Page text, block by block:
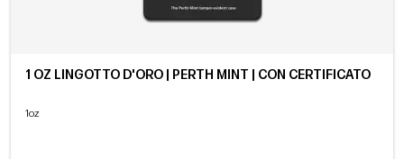
1 OZ LINGOTTO D'ORO | PERTH MINT | CON CERTIFICATO
1oz